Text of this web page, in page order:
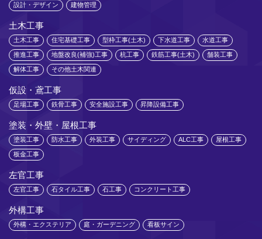
設計・デザイン 建物管理
土木工事
土木工事 住宅基礎工事 型枠工事(土木) 下水道工事 水道工事
推進工事 地盤改良(補強)工事 杭工事 鉄筋工事(土木) 舗装工事
解体工事 その他土木関連
仮設・鳶工事
足場工事 鉄骨工事 安全施設工事 昇降設備工事
塗装・外壁・屋根工事
塗装工事 防水工事 外装工事 サイディング ALC工事 屋根工事
板金工事
左官工事
左官工事 石タイル工事 石工事 コンクリート工事
外構工事
外構・エクステリア 庭・ガーデニング 看板サイン